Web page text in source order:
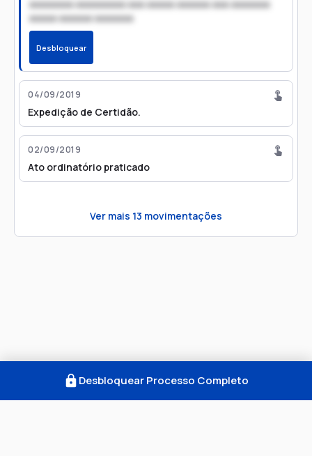
xxxxxxxx xxxxxxxxx xxx xxxxx xxxxxx xxx xxxxxxx
xxxxx xxxxxx xxxxxxx
Desbloquear
04/09/2019
Expedição de Certidão.
02/09/2019
Ato ordinatório praticado
Ver mais 13 movimentações
Desbloquear Processo Completo